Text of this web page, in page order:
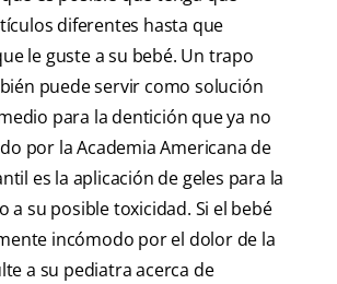
diferentes hasta que
le guste a su bebé. Un trapo
puede servir como solución
para la dentición que ya no
por la Academia Americana de
es la aplicación de geles para la
a su posible toxicidad. Si el bebé
incómodo por el dolor de la
a su pediatra acerca de